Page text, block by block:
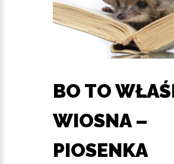
BO TO
WIOSNA –
PIOSENKA